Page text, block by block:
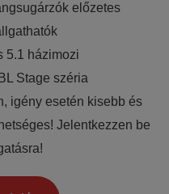
előzetes
5.1 házimozi
Stage széria
igény esetén kisebb és
Jelentkezzen be